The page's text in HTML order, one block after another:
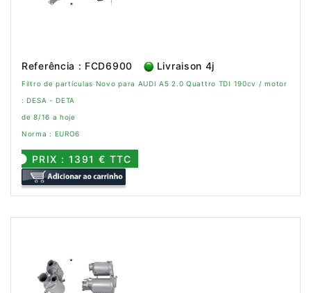
Referência : FCD6900 Livraison 4j
Filtro de partículas Novo para AUDI A5 2.0 Quattro TDI 190cv / motor
: DESA - DETA
de 8/16 a hoje
Norma : EURO6
PRIX : 1391 € TTC